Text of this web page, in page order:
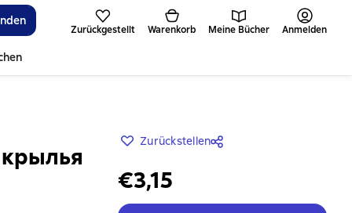
Zurückgestellt Warenkorb Meine Bücher Anmelden
Zurückstellen
€3,15